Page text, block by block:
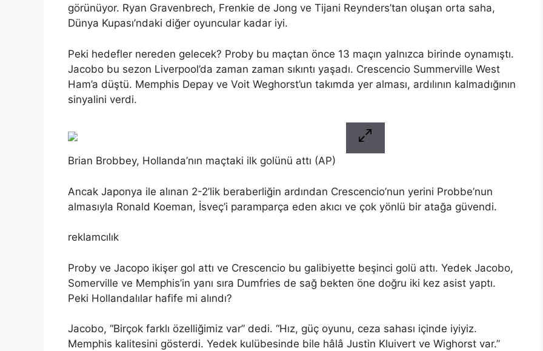
görünüyor. Ryan Gravenbrech, Frenkie de Jong ve Tijani Reynders’tan oluşan orta saha,
Dünya Kupası’ndaki diğer oyuncular kadar iyi.
Peki hedefler nereden gelecek? Proby bu maçtan önce 13 maçın yalnızca birinde oynamıştı.
Jacobo bu sezon Liverpool’da zaman zaman sıkıntı yaşadı. Crescencio Summerville West
Ham’a düştü. Memphis Depay ve Voit Weghorst’un takımda yer alması, ardılının kalmadığının
sinyalini verdi.
Brian Brobbey, Hollanda’nın maçtaki ilk golünü attı (AP)
Ancak Japonya ile alınan 2-2’lik beraberliğin ardından Crescencio’nun yerini Probbe’nun
almasıyla Ronald Koeman, İsveç’i paramparça eden akıcı ve çok yönlü bir atağa güvendi.
reklamcılık
Proby ve Jacopo ikişer gol attı ve Crescencio bu galibiyette beşinci golü attı. Yedek Jacobo,
Somerville ve Memphis’in yanı sıra Dumfries de sağ bekten öne doğru iki kez asist yaptı.
Peki Hollandalılar hafife mi alındı?
Jacobo, “Birçok farklı özelliğimiz var” dedi. “Hız, güç oyunu, ceza sahası içinde iyiyiz.
Memphis kalitesini gösterdi. Yedek kulübesinde bile hâlâ Justin Kluivert ve Wighorst var.”